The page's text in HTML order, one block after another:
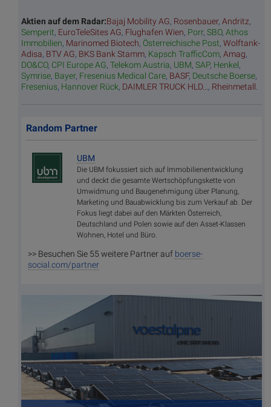
Aktien auf dem Radar:Bajaj Mobility AG, Rosenbauer, Andritz,
Semperit, EuroTeleSites AG, Flughafen Wien, Porr, SBO, Athos
Immobilien, Marinomed Biotech, Österreichische Post, Wolftank-
Adisa, BTV AG, BKS Bank Stamm, Kapsch TrafficCom, Amag,
DO&CO, CPI Europe AG, Telekom Austria, UBM, SAP, Henkel,
Symrise, Bayer, Fresenius Medical Care, BASF, Deutsche Boerse,
Fresenius, Hannover Rück, DAIMLER TRUCK HLD... , Rheinmetall
Random Partner
UBM
Die UBM fokussiert sich auf Immobilienentwicklung
und deckt die gesamte Wertschöpfungskette von
Umwidmung und Baugenehmigung über Planung,
Marketing und Bauabwicklung bis zum Verkauf ab. Der
Fokus liegt dabei auf den Märkten Österreich,
Deutschland und Polen sowie auf den Asset-Klassen
Wohnen, Hotel und Büro.
>> Besuchen Sie 55 weitere Partner auf boerse-
social.com/partner